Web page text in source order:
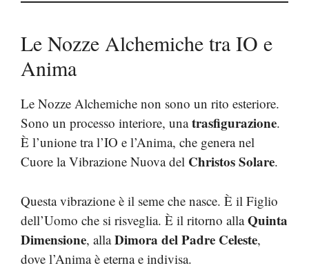
Le Nozze Alchemiche tra IO e
Anima
Le Nozze Alchemiche non sono un rito esteriore.
Sono un processo interiore, unatrasfigurazione.
È l’unione tra l’IO e l’Anima, che genera nel
Cuore la Vibrazione Nuova del Christos Solare.
Questa vibrazione è il seme che nasce. È il Figlio
dell’Uomo che si risveglia. È il ritorno allaQuinta
Dimensione, allaDimora del Padre Celeste,
dove l’Anima è eterna e indivisa.